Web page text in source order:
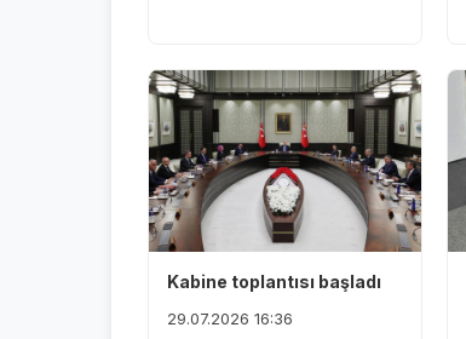
Kabine toplantısı başladı
29.07.2026 16:36